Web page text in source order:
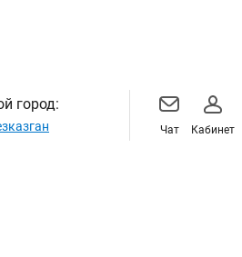
город:
Чат Кабинет